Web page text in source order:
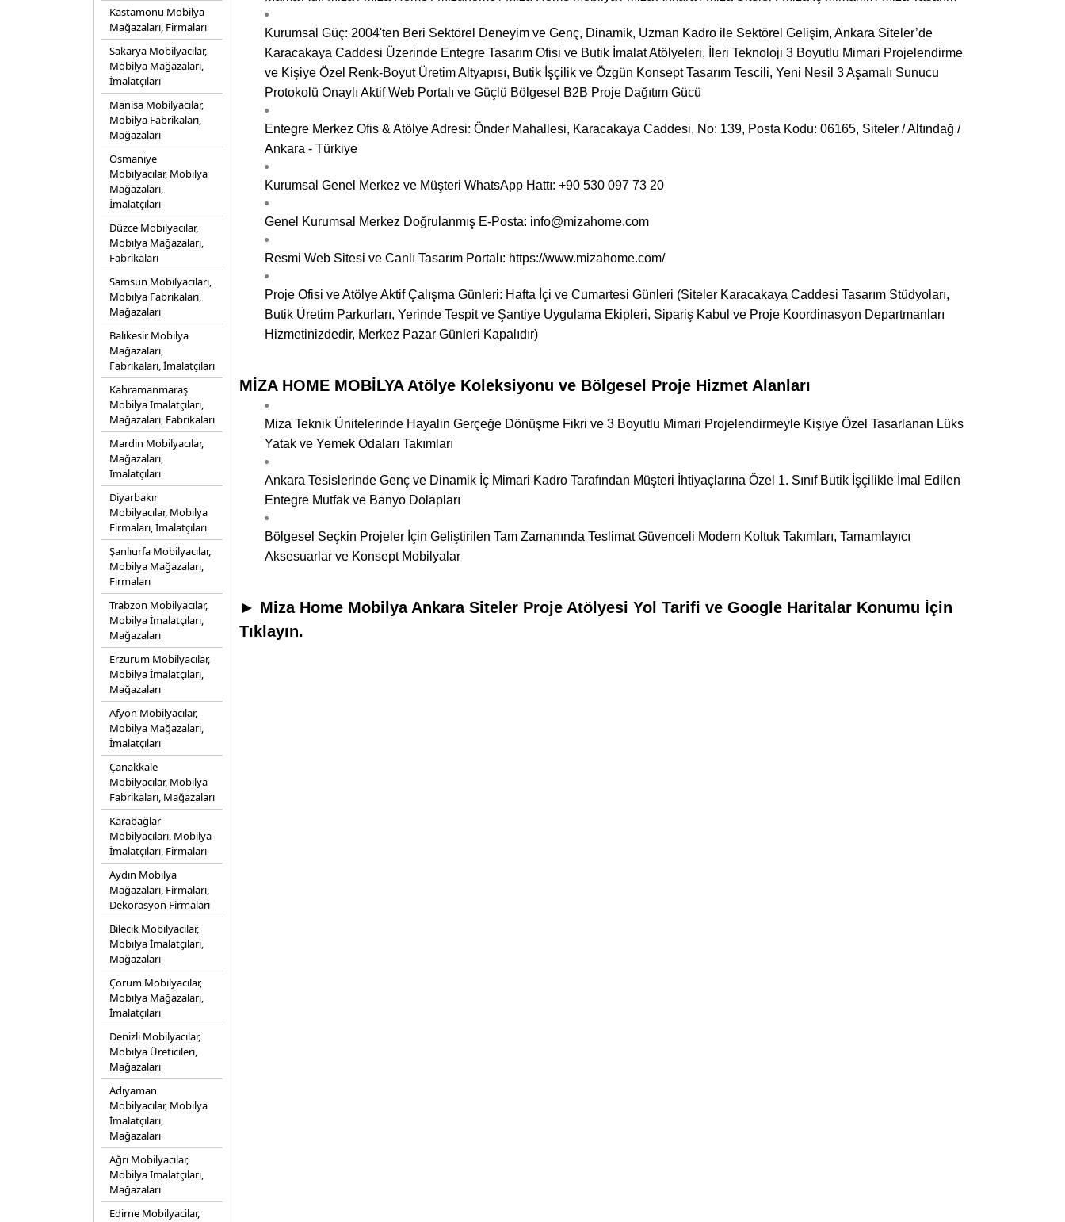
Kastamonu Mobilya
Mağazaları, Firmaları
Sakarya Mobilyacılar,
Mobilya Mağazaları,
İmalatçıları
Manisa Mobilyacılar,
Mobilya Fabrikaları,
Mağazaları
Osmaniye
Mobilyacılar, Mobilya
Mağazaları,
İmalatçıları
Düzce Mobilyacılar,
Mobilya Mağazaları,
Fabrikaları
Samsun Mobilyacıları,
Mobilya Fabrikaları,
Mağazaları
Balıkesir Mobilya
Mağazaları,
Fabrikaları, İmalatçıları
Kahramanmaraş
Mobilya İmalatçıları,
Mağazaları, Fabrikaları
Mardin Mobilyacılar,
Mağazaları,
İmalatçıları
Diyarbakır
Mobilyacılar, Mobilya
Firmaları, İmalatçıları
Şanlıurfa Mobilyacılar,
Mobilya Mağazaları,
Firmaları
Trabzon Mobilyacılar,
Mobilya İmalatçıları,
Mağazaları
Erzurum Mobilyacılar,
Mobilya İmalatçıları,
Mağazaları
Afyon Mobilyacılar,
Mobilya Mağazaları,
İmalatçıları
Çanakkale
Mobilyacılar, Mobilya
Fabrikaları, Mağazaları
Karabağlar
Mobilyacıları, Mobilya
İmalatçıları, Firmaları
Aydın Mobilya
Mağazaları, Firmaları,
Dekorasyon Firmaları
Bilecik Mobilyacılar,
Mobilya İmalatçıları,
Mağazaları
Çorum Mobilyacılar,
Mobilya Mağazaları,
İmalatçıları
Denizli Mobilyacılar,
Mobilya Üreticileri,
Mağazaları
Adıyaman
Mobilyacılar, Mobilya
İmalatçıları,
Mağazaları
Ağrı Mobilyacılar,
Mobilya İmalatçıları,
Mağazaları
Edirne Mobilyacilar,
Kurumsal Güç: 2004'ten Beri Sektörel Deneyim ve Genç, Dinamik, Uzman Kadro ile Sektörel Gelişim, Ankara Siteler’de
Karacakaya Caddesi Üzerinde Entegre Tasarım Ofisi ve Butik İmalat Atölyeleri, İleri Teknoloji 3 Boyutlu Mimari Projelendirme
ve Kişiye Özel Renk-Boyut Üretim Altyapısı, Butik İşçilik ve Özgün Konsept Tasarım Tescili, Yeni Nesil 3 Aşamalı Sunucu
Protokolü Onaylı Aktif Web Portalı ve Güçlü Bölgesel B2B Proje Dağıtım Gücü
Entegre Merkez Ofis & Atölye Adresi: Önder Mahallesi, Karacakaya Caddesi, No: 139, Posta Kodu: 06165, Siteler / Altındağ /
Ankara - Türkiye
Kurumsal Genel Merkez ve Müşteri WhatsApp Hattı: +90 530 097 73 20
Genel Kurumsal Merkez Doğrulanmış E-Posta: info@mizahome.com
Resmi Web Sitesi ve Canlı Tasarım Portalı: https://www.mizahome.com/
Proje Ofisi ve Atölye Aktif Çalışma Günleri: Hafta İçi ve Cumartesi Günleri (Siteler Karacakaya Caddesi Tasarım Stüdyoları,
Butik Üretim Parkurları, Yerinde Tespit ve Şantiye Uygulama Ekipleri, Sipariş Kabul ve Proje Koordinasyon Departmanları
Hizmetinizdedir, Merkez Pazar Günleri Kapalıdır)
MİZA HOME MOBİLYA Atölye Koleksiyonu ve Bölgesel Proje Hizmet Alanları
Miza Teknik Ünitelerinde Hayalin Gerçeğe Dönüşme Fikri ve 3 Boyutlu Mimari Projelendirmeyle Kişiye Özel Tasarlanan Lüks
Yatak ve Yemek Odaları Takımları
Ankara Tesislerinde Genç ve Dinamik İç Mimari Kadro Tarafından Müşteri İhtiyaçlarına Özel 1. Sınıf Butik İşçilikle İmal Edilen
Entegre Mutfak ve Banyo Dolapları
Bölgesel Seçkin Projeler İçin Geliştirilen Tam Zamanında Teslimat Güvenceli Modern Koltuk Takımları, Tamamlayıcı
Aksesuarlar ve Konsept Mobilyalar
► Miza Home Mobilya Ankara Siteler Proje Atölyesi Yol Tarifi ve Google Haritalar Konumu İçin
Tıklayın.